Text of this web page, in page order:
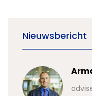
Nieuwsbericht